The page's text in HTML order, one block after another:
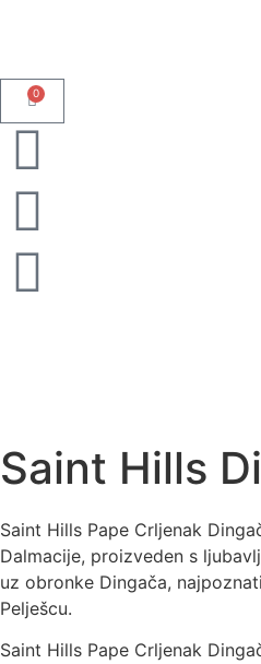
0
Saint Hills
Saint Hills Pape Crljenak
Dalmacije, proizveden s
uz obronke Dingača,
Pelješcu.
Saint Hills Pape Crljenak